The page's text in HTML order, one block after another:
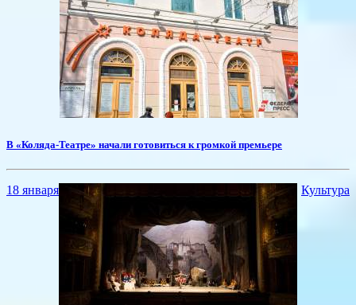
В «Коляда-Театре» начали готовиться к громкой премьере
18 января Культура